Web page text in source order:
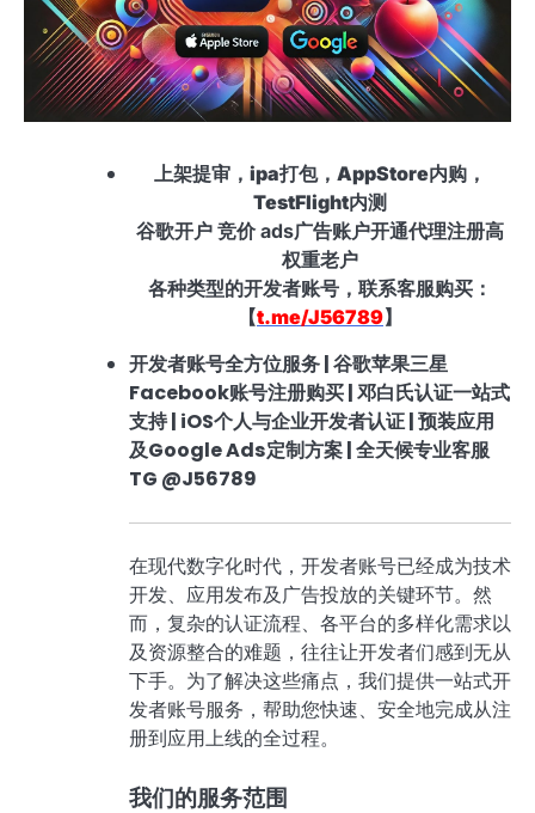
上架提审，ipa打包，AppStore内购，
TestFlight内测
谷歌开户 竞价 ads广告账户开通代理注册高
权重老户
各种类型的开发者账号，联系客服购买：
【t.me/J56789】
开发者账号全方位服务 | 谷歌苹果三星
Facebook账号注册购买 | 邓白氏认证一站式
支持 | iOS个人与企业开发者认证 | 预装应用
及Google Ads定制方案 | 全天候专业客服
TG @J56789
在现代数字化时代，开发者账号已经成为技术
开发、应用发布及广告投放的关键环节。然
而，复杂的认证流程、各平台的多样化需求以
及资源整合的难题，往往让开发者们感到无从
下手。为了解决这些痛点，我们提供一站式开
发者账号服务，帮助您快速、安全地完成从注
册到应用上线的全过程。
我们的服务范围